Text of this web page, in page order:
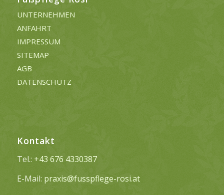
UNTERNEHMEN
ANFAHRT
IMPRESSUM
SITEMAP
AGB
DATENSCHUTZ
Kontakt
Tel.: +43 676 4330387
E-Mail: praxis@fusspflege-rosi.at